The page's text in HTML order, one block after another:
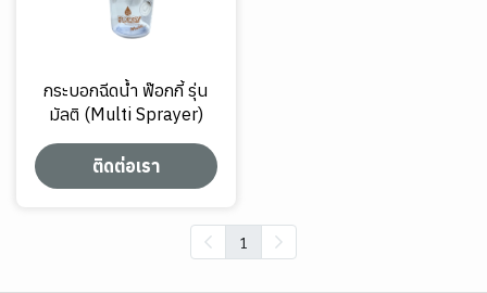
กระบอกฉีดน้ำ ฟ๊อกกี้ รุ่น
มัลติ (Multi Sprayer)
ติดต่อเรา
1